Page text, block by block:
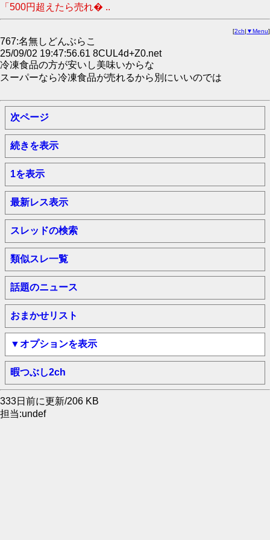
「500円超えたら売れ� ..
[2ch| ▼Menu]
767:名無しどんぶらこ
25/09/02 19:47:56.61 8CUL4d+Z0.net
冷凍食品の方が安いし美味いからな
スーパーなら冷凍食品が売れるから別にいいのでは
次ページ
続きを表示
1を表示
最新レス表示
スレッドの検索
類似スレ一覧
話題のニュース
おまかせリスト
▼オプションを表示
暇つぶし2ch
333日前に更新/206 KB
担当:undef